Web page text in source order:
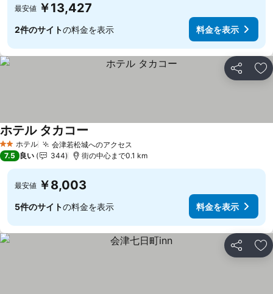
最安値 ￥13,427
2件のサイトの料金を表示 料金を表示
シェア お
2 ホテルのランク
ホテル 会津若松城へのアクセス
ホテル タカコー
7.5 良い 344 街の中心まで0.1 km
最安値 ￥8,003
5件のサイトの料金を表示 料金を表示
シェア お